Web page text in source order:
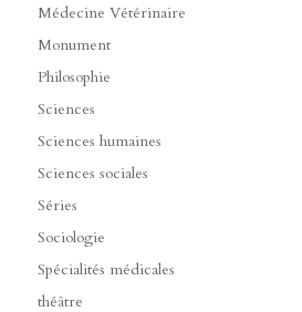
Médecine Vétérinaire
Monument
Philosophie
Sciences
Sciences humaines
Sciences sociales
Séries
Sociologie
Spécialités médicales
théâtre